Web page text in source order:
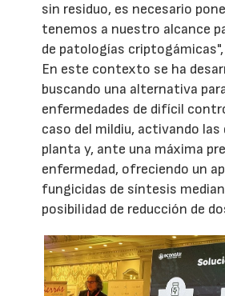
sin residuo, es necesario
tenemos a nuestro alcance
de patologías
En este contexto se ha
buscando una alternativa
enfermedades de difícil
caso del mildiu, activando las
planta y, ante una máxima
enfermedad, ofreciendo un
fungicidas de síntesis
posibilidad de reducción de